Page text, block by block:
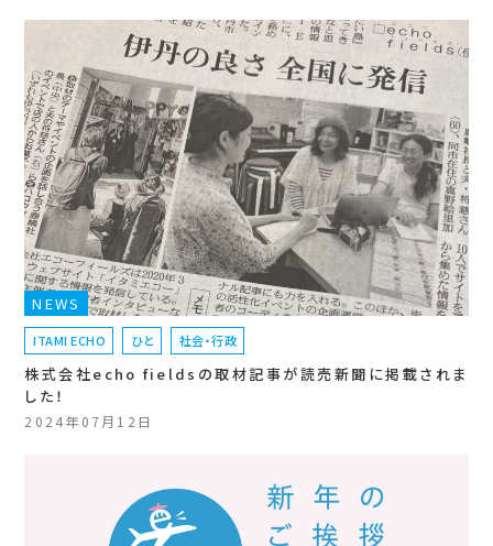
NEWS
ITAMI ECHO ひと 社会・行政
株式会社echo fieldsの取材記事が読売新聞に掲載されま
した！
2024年07月12日